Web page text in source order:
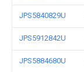
JPS5840829U
JPS5912842U
JPS5884680U